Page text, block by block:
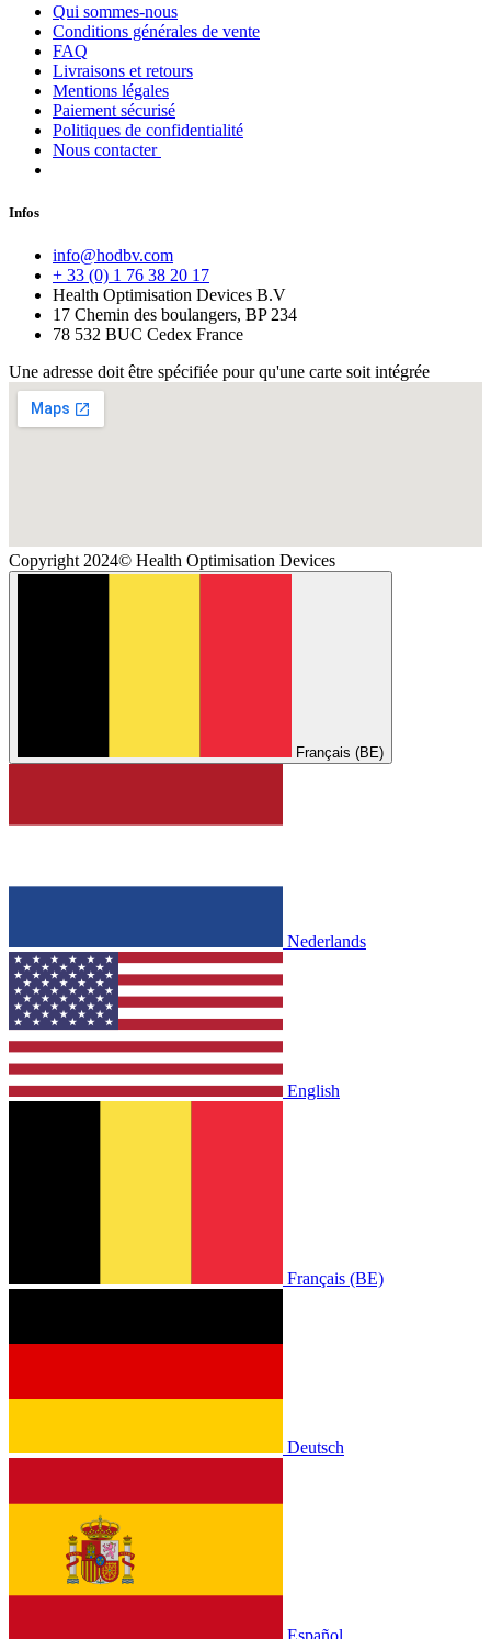
Qui sommes-nous
Conditions générales de vente
FAQ
Livraisons et retours
Mentions légales
Paiement sécurisé
Politiques de confidentialité
Nous contacter
Infos
info@hodbv.com
+ 33 (0) 1 76 38 20 17
Health Optimisation Devices B.V
17 Chemin des boulangers, BP 234
78 532 BUC Cedex France
Une adresse doit être spécifiée pour qu'une carte soit intégrée
Copyright 2024© Health Optimisation Devices
Français (BE)
Nederlands
English
Français (BE)
Deutsch